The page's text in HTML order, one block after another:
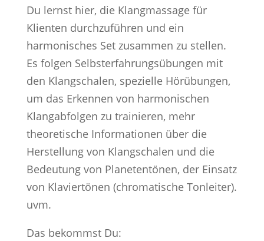
Du lernst hier, die Klangmassage für
Klienten durchzuführen und ein
harmonisches Set zusammen zu stellen.
Es folgen Selbsterfahrungsübungen mit
den Klangschalen, spezielle Hörübungen,
um das Erkennen von harmonischen
Klangabfolgen zu trainieren, mehr
theoretische Informationen über die
Herstellung von Klangschalen und die
Bedeutung von Planetentönen, der Einsatz
von Klaviertönen (chromatische Tonleiter).
uvm.
Das bekommst Du: